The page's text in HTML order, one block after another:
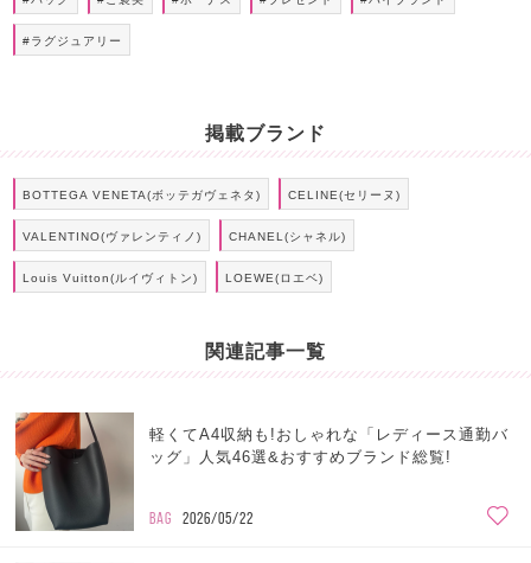
#ラグジュアリー
掲載ブランド
BOTTEGA VENETA(ボッテガヴェネタ) CELINE(セリーヌ)
VALENTINO(ヴァレンティノ) CHANEL(シャネル)
Louis Vuitton(ルイヴィトン) LOEWE(ロエベ)
関連記事一覧
軽くてA4収納も!おしゃれな「レディース通勤バ
ッグ」人気46選&おすすめブランド総覧!
BAG 2026/05/22